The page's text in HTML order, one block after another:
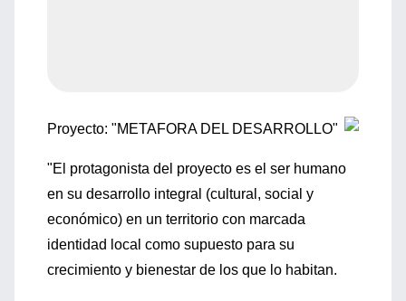
Proyecto: "METAFORA DEL DESARROLLO"
"El protagonista del proyecto es el ser humano
en su desarrollo integral (cultural, social y
económico) en un territorio con marcada
identidad local como supuesto para su
crecimiento y bienestar de los que lo habitan.